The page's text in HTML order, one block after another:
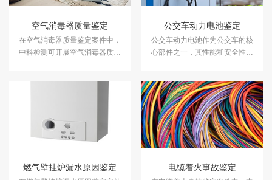
空气消毒器质量鉴定
在空气消毒器质量鉴定案件中，
中科检测可开展空气消毒器质量
公交车动力电池鉴定
公交车动力电池作为公交车的核
心部件之一，其性能和安全性对
务。
燃气壁挂炉漏水原因鉴定 电缆着火事故鉴定